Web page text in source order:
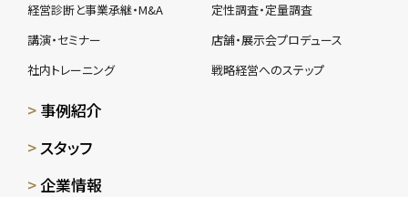
経営診断と事業承継・M&A
講演・セミナー
社内トレーニング
定性調査・定量調査
店舗・展示会プロデュース
戦略経営へのステップ
事例紹介
スタッフ
企業情報